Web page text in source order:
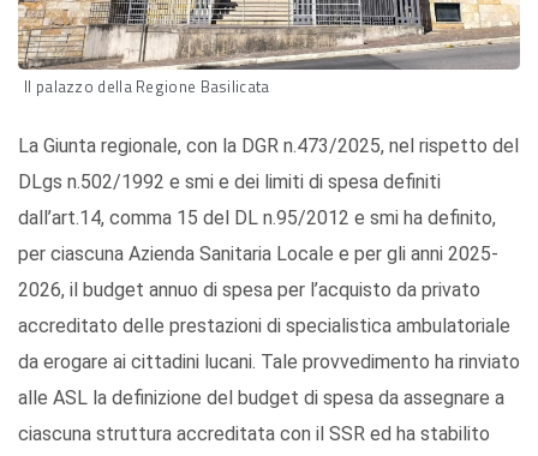
Il palazzo della Regione Basilicata
La Giunta regionale, con la DGR n.473/2025, nel rispetto del
DLgs n.502/1992 e smi e dei limiti di spesa definiti
dall’art.14, comma 15 del DL n.95/2012 e smi ha definito,
per ciascuna Azienda Sanitaria Locale e per gli anni 2025-
2026, il budget annuo di spesa per l’acquisto da privato
accreditato delle prestazioni di specialistica ambulatoriale
da erogare ai cittadini lucani. Tale provvedimento ha rinviato
alle ASL la definizione del budget di spesa da assegnare a
ciascuna struttura accreditata con il SSR ed ha stabilito